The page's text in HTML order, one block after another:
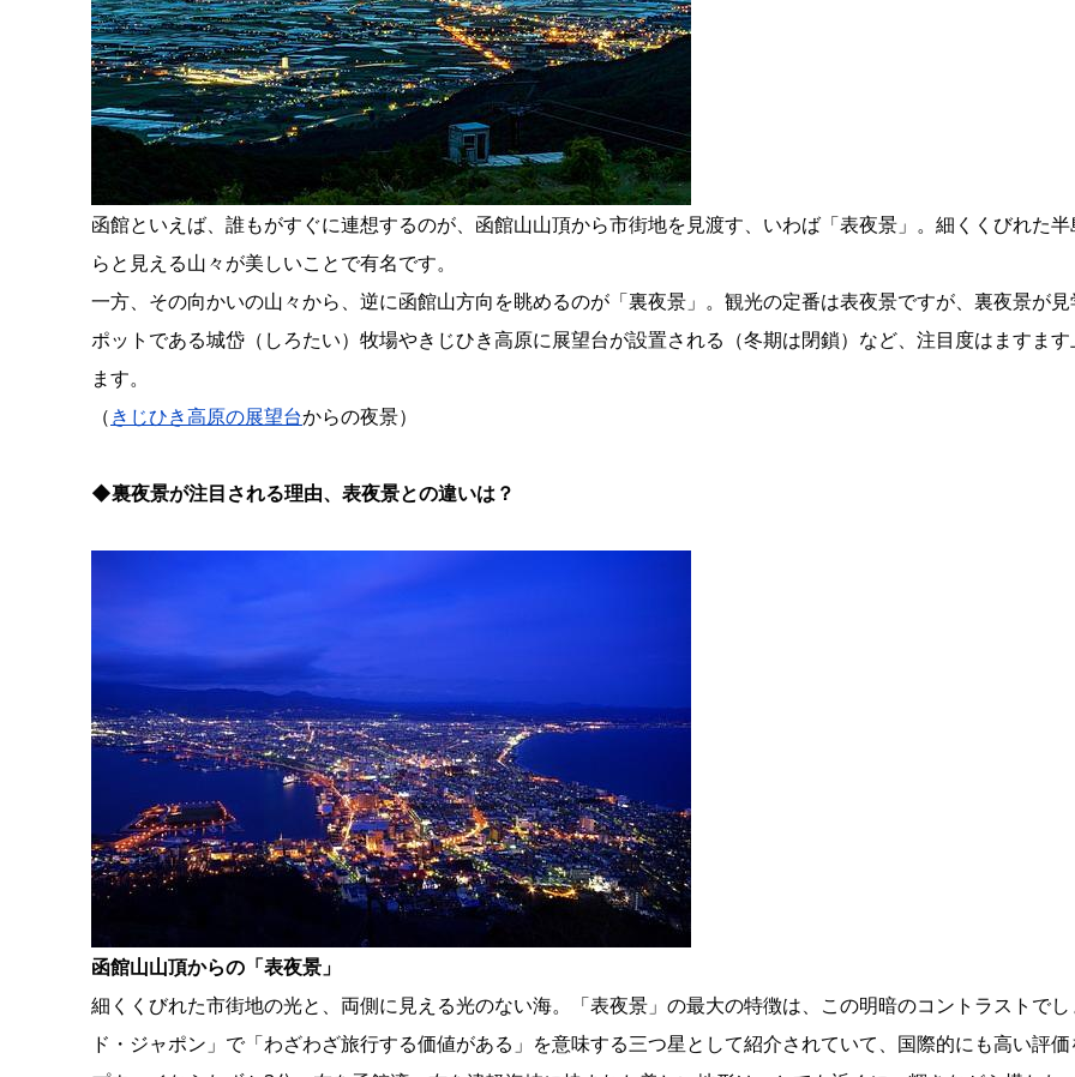
函館といえば、誰もがすぐに連想するのが、函館山山頂から市街地を見渡す、いわば「表夜景」。細くくびれた
らと見える山々が美しいことで有名です。
一方、その向かいの山々から、逆に函館山方向を眺めるのが「裏夜景」。観光の定番は表夜景ですが、裏夜景が
ポットである城岱（しろたい）牧場やきじひき高原に展望台が設置される（冬期は閉鎖）など、注目度はますま
ます。
（きじひき高原の展望台からの夜景）
◆裏夜景が注目される理由、表夜景との違いは？
函館山山頂からの「表夜景」
細くくびれた市街地の光と、両側に見える光のない海。「表夜景」の最大の特徴は、この明暗のコントラストで
ド・ジャポン」で「わざわざ旅行する価値がある」を意味する三つ星として紹介されていて、国際的にも高い評